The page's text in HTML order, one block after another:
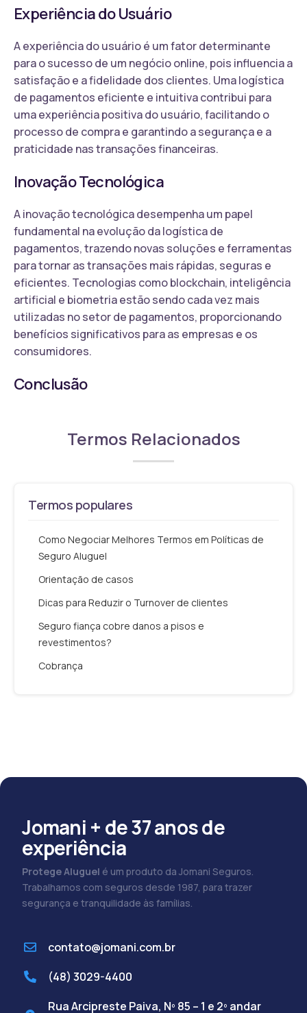
Experiência do Usuário
A experiência do usuário é um fator determinante
para o sucesso de um negócio online, pois influencia a
satisfação e a fidelidade dos clientes. Uma logística
de pagamentos eficiente e intuitiva contribui para
uma experiência positiva do usuário, facilitando o
processo de compra e garantindo a segurança e a
praticidade nas transações financeiras.
Inovação Tecnológica
A inovação tecnológica desempenha um papel
fundamental na evolução da logística de
pagamentos, trazendo novas soluções e ferramentas
para tornar as transações mais rápidas, seguras e
eficientes. Tecnologias como blockchain, inteligência
artificial e biometria estão sendo cada vez mais
utilizadas no setor de pagamentos, proporcionando
benefícios significativos para as empresas e os
consumidores.
Conclusão
Termos Relacionados
Termos populares
Como Negociar Melhores Termos em Políticas de
Seguro Aluguel
Orientação de casos
Dicas para Reduzir o Turnover de clientes
Seguro fiança cobre danos a pisos e
revestimentos?
Cobrança
Jomani + de 37 anos de
experiência
Protege Aluguel é um produto da Jomani Seguros.
Trabalhamos com seguros desde 1987, para trazer
segurança e tranquilidade às famílias.
contato@jomani.com.br
(48) 3029-4400
Rua Arcipreste Paiva, Nº 85 – 1 e 2º andar